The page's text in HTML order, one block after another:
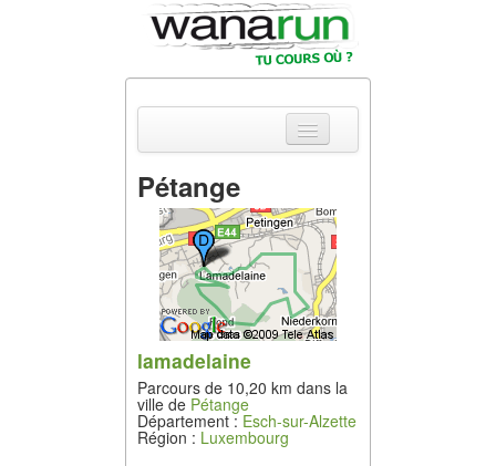
Actualités
Equipements &
Tests
Parcours &
Courses
Outils & Réseaux
Pétange
lamadelaine
Parcours de 10,20 km dans la
ville de Pétange
Département : Esch-sur-Alzette
Région : Luxembourg